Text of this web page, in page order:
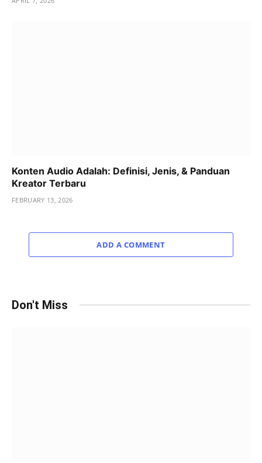
Konten Audio Adalah: Definisi, Jenis, & Panduan
Kreator Terbaru
FEBRUARY 13, 2026
ADD A COMMENT
Don't Miss